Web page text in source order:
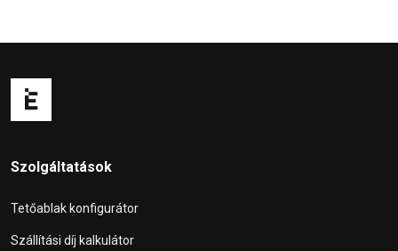
Szolgáltatások
Tetőablak konfigurátor
Szállítási díj kalkulátor